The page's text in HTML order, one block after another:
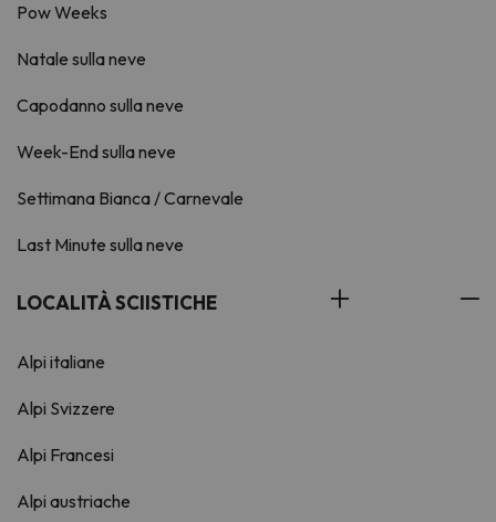
Pow Weeks
Natale sulla neve
Capodanno sulla neve
Week-End sulla neve
Settimana Bianca / Carnevale
Last Minute sulla neve
LOCALITÀ SCIISTICHE
Alpi italiane
Alpi Svizzere
Alpi Francesi
Alpi austriache